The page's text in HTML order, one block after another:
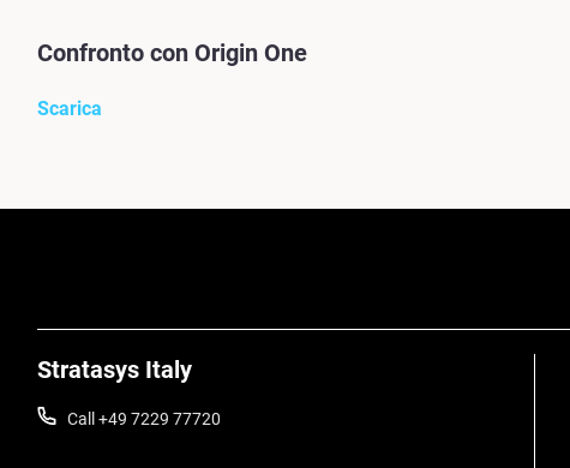
Confronto con Origin One
Scarica
Stratasys Italy
Call +49 7229 77720